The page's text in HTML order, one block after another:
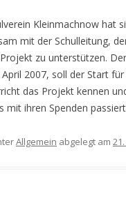
Kleinmachnow hat
mit der Schulleitung,
zu unterstützen.
2007, soll der Start
das Projekt kennen
mit ihren Spenden
Allgemein abgelegt am